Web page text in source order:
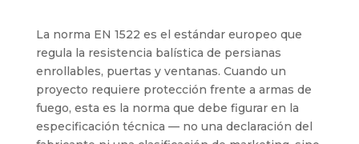
La norma EN 1522 es el estándar europeo que
regula la resistencia balística de persianas
enrollables, puertas y ventanas. Cuando un
proyecto requiere protección frente a armas de
fuego, esta es la norma que debe figurar en la
especificación técnica — no una declaración del